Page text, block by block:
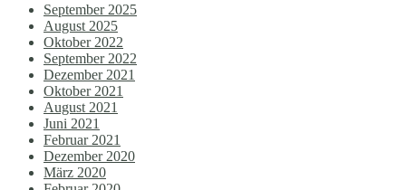
September 2025
August 2025
Oktober 2022
September 2022
Dezember 2021
Oktober 2021
August 2021
Juni 2021
Februar 2021
Dezember 2020
März 2020